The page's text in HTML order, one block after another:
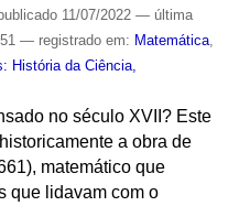
11/07/2022 — última
— registrado em: Matemática,
História da Ciência,
no século XVII? Este
a obra de
matemático que
que lidavam com o